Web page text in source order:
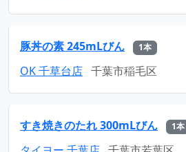
豚丼の素 245mLびん 1本
OK 千草台店 千葉市稲毛区
すき焼きのたれ 300mLびん 1本